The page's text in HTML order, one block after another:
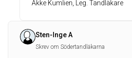
Sten-Inge A
Skrev om Södertandläkarna